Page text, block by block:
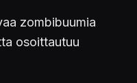
zombibuumia
osoittautuu